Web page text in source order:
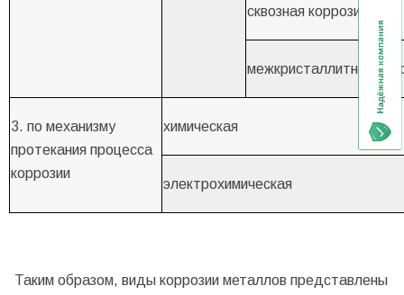
сквозная коррозия
межкристаллитная
3. по механизму
протекания процесса
коррозии
химическая
электрохимическая
Таким образом, виды коррозии металлов представлены